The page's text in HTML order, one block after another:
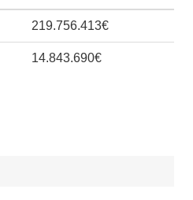
219.756.413€
14.843.690€